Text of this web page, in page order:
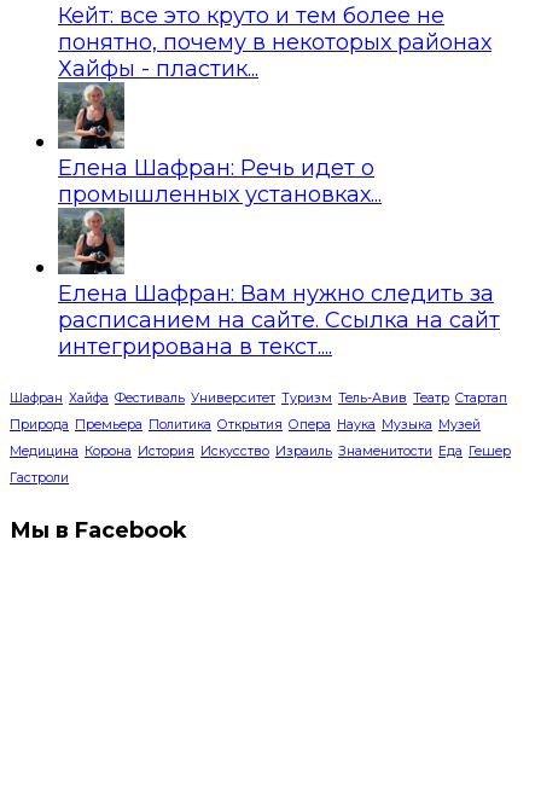
Кейт: все это круто и тем более не
понятно, почему в некоторых районах
Хайфы - пластик...
Елена Шафран: Речь идет о
промышленных установках...
Елена Шафран: Вам нужно следить за
расписанием на сайте. Ссылка на сайт
интегрирована в текст....
Шафран Хайфа Фестиваль Университет Туризм Тель-Авив Театр Стартап
Природа Премьера Политика Открытия Опера Наука Музыка Музей
Медицина Корона История Искусство Израиль Знаменитости Еда Гешер
Гастроли
Мы в Facebook